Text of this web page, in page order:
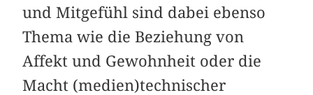
und Mitgefühl sind dabei ebenso
Thema wie die Beziehung von
Affekt und Gewohnheit oder die
Macht (medien)technischer